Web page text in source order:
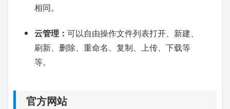
相同。
云管理： 可以自由操作文件列表打开、新建、
刷新、删除、重命名、复制、上传、下载等
等。
官方网站